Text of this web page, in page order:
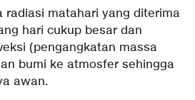
radiasi matahari yang diterima
hari cukup besar dan
(pengangkatan massa
bumi ke atmosfer sehingga
awan.